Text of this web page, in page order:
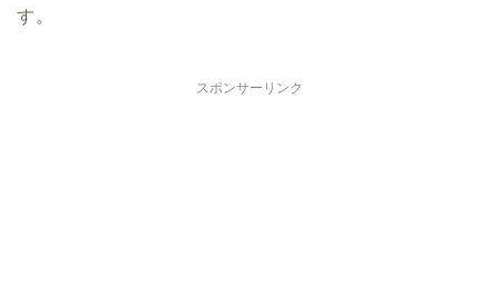
す。
スポンサーリンク